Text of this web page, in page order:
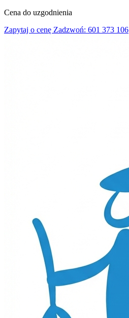
Cena do uzgodnienia
Zapytaj o cenę Zadzwoń: 601 373 106